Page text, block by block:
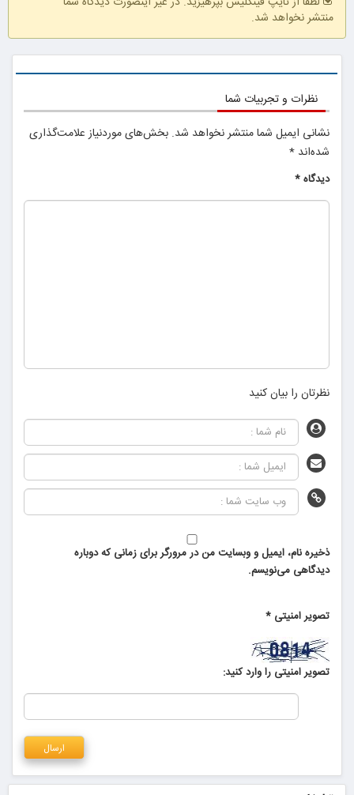
منتشر نخواهد شد.
نظرات و تجربیات شما
نشانی ایمیل شما منتشر نخواهد شد. بخش‌های موردنیاز علامت‌گذاری
شده‌اند *
دیدگاه*
نظرتان را بیان کنید
ذخیره نام، ایمیل و وبسایت من در مرورگر برای زمانی که دوباره
دیدگاهی می‌نویسم.
تصویر امنیتی *
تصویر امنیتی را وارد کنید: